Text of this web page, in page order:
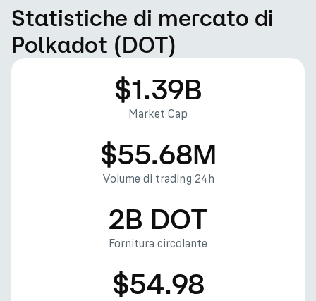
Statistiche di mercato di
Polkadot (DOT)
$1.39B
Market Cap
$55.68M
Volume di trading 24h
2B DOT
Fornitura circolante
$54.98